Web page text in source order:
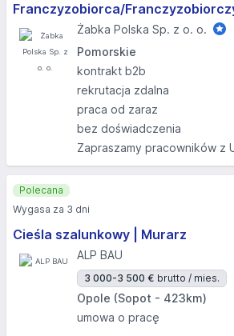
Franczyzobiorca/
Żabka Polska Sp. z o. o.
Pomorskie
kontrakt b2b
rekrutacja zdalna
praca od zaraz
bez doświadczenia
Zapraszamy pracowników z
Cieśla szalunkowy | Murarz
ALP BAU
3 000-3 500 € brutto / mies.
Opole (Sopot - 423km)
umowa o pracę
Polecana
Wygasa za 3 dni